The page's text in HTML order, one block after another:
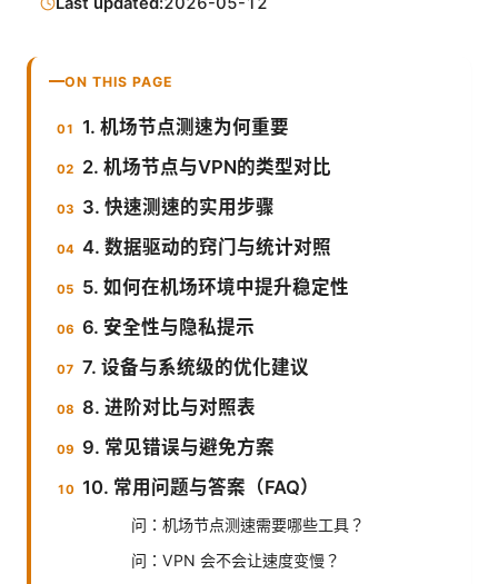
ON THIS PAGE
1. 机场节点测速为何重要
2. 机场节点与VPN的类型对比
3. 快速测速的实用步骤
4. 数据驱动的窍门与统计对照
5. 如何在机场环境中提升稳定性
6. 安全性与隐私提示
7. 设备与系统级的优化建议
8. 进阶对比与对照表
9. 常见错误与避免方案
10. 常用问题与答案（FAQ）
问：机场节点测速需要哪些工具？
问：VPN 会不会让速度变慢？